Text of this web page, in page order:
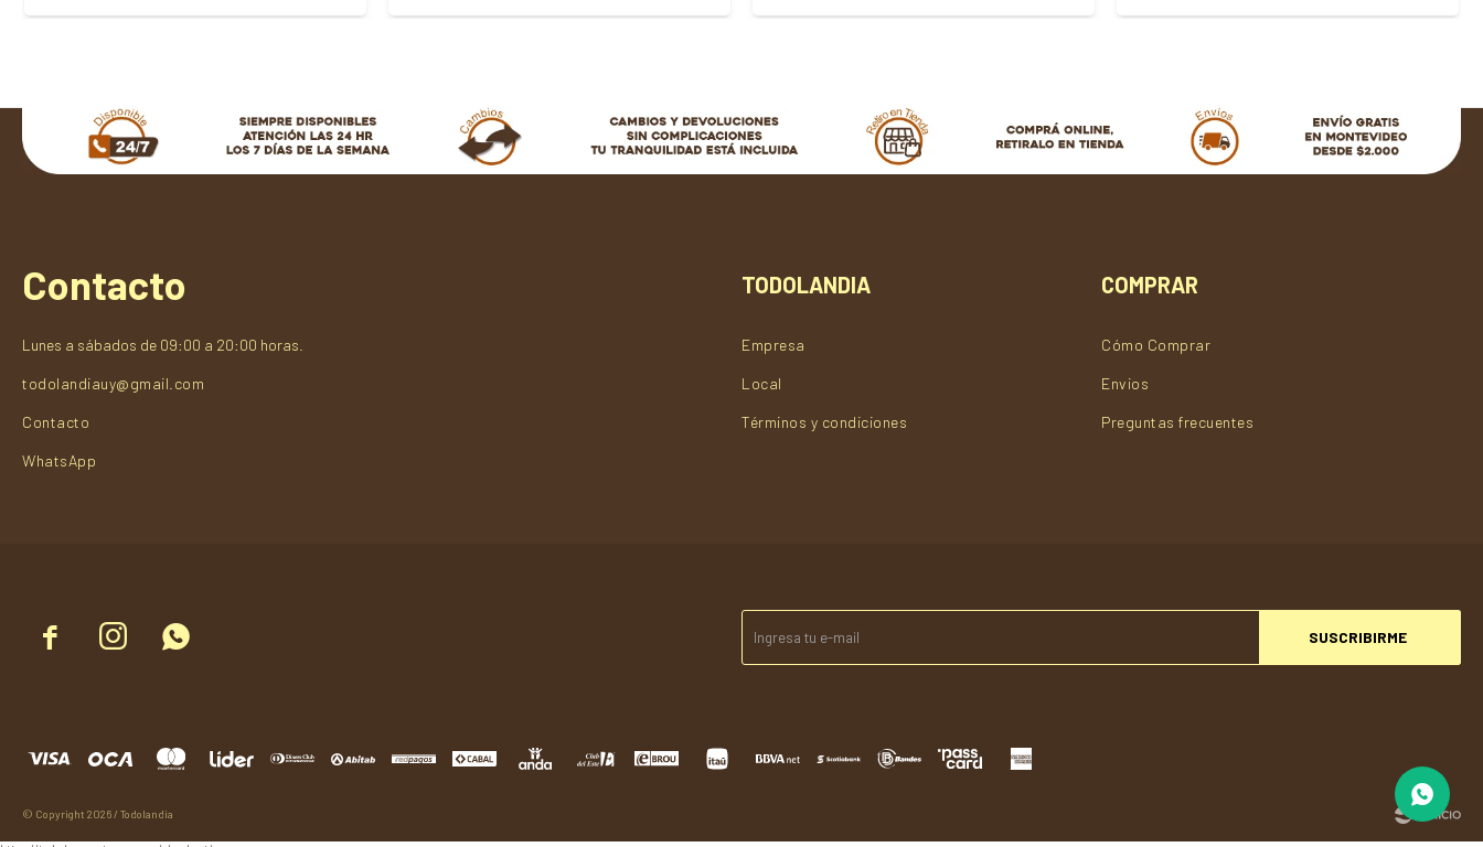
   SUSCRIBIRME
Contacto
Lunes a sábados de 09:00 a 20:00 horas.
todolandiauy@gmail.com
Contacto
WhatsApp
TODOLANDIA
Empresa
Local
Términos y condiciones
COMPRAR
Cómo Comprar
Envios
Preguntas frecuentes
© Copyright 2026 / Todolandia